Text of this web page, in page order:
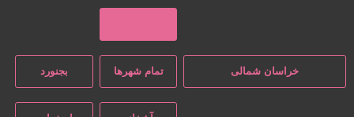
خراسان شمالی تمام شهر‌ها بجنورد